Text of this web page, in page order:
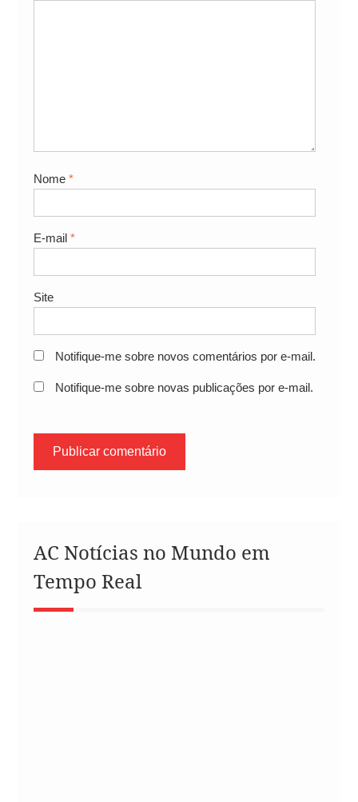
Nome *
E-mail *
Site
Notifique-me sobre novos comentários por e-mail.
Notifique-me sobre novas publicações por e-mail.
AC Notícias no Mundo em
Tempo Real